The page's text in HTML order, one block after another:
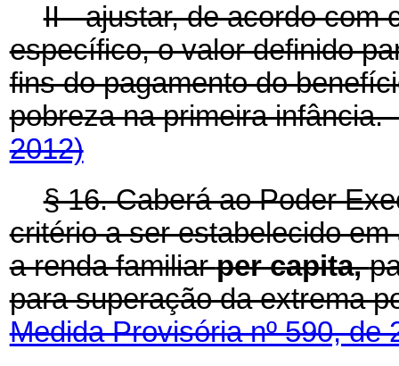
II - ajustar, de acordo com
específico, o valor definido
fins do pagamento do
pobreza na primeira
2012)
§ 16. Caberá ao Poder
critério a ser estabelecido
a renda familiarper capita,
para superação da
Medida Provisória nº 590, de